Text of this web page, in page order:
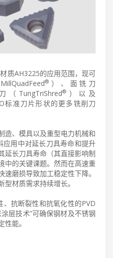
质AH3225的应用范围，现可
® ）、面铣刀
TungTriShred®）以及
标准刀片形状的更多铣削刀
造、模具以及重型电力机械和
应用中对延长刀具寿命和提升
延长刀具寿命（其直接影响制
中的关键课题。然而在高速重
磨损导致加工稳定性下降。
材质需求持续增长。
抗断裂性和抗氧化性的PVD
层技术”可确保钢材及不锈钢
能。